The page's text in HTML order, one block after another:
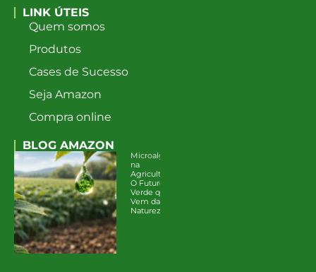
LINK ÚTEIS
Quem somos
Produtos
Cases de Sucesso
Seja Amazon
Compra online
BLOG AMAZON
Microalgas
na
Agricultura:
O Futuro
Verde que
Vem da
Natureza